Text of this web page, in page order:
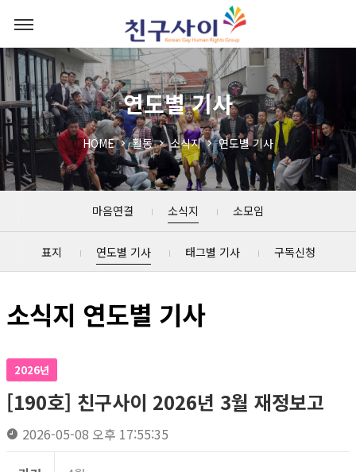
연도별 기사
HOME 활동 소식지 연도별 기사
마음연결 소식지 소모임
표지 연도별 기사 태그별 기사 구독신청
소식지 연도별 기사
2026년
[190호] 친구사이 2026년 3월 재정보고
2026-05-08 오후 17:55:35